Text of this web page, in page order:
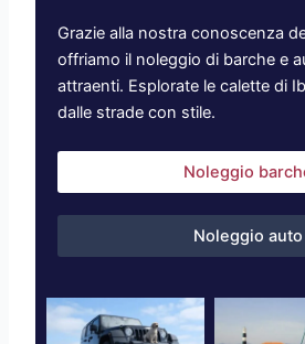
Grazie alla nostra conoscenza
offriamo il noleggio di barche e
attraenti. Esplorate le calette di
dalle strade con stile.
Noleggio
Noleggio auto